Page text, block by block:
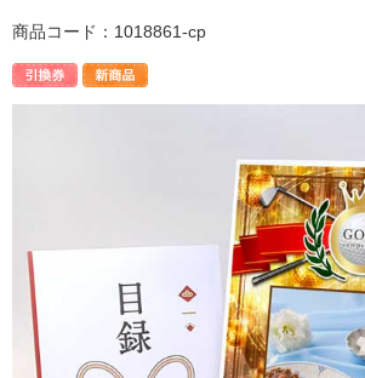
商品コード：1018861-cp